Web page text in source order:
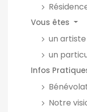
Vous êtes
un
un
Infos
Notre